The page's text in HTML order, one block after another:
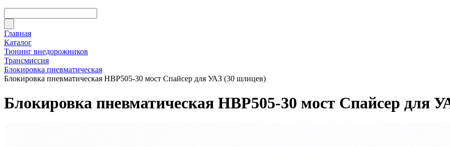
Главная
Каталог
Тюнинг внедорожников
Трансмиссия
Блокировка пневматическая
Блокировка пневматическая HBP505-30 мост Спайсер для УАЗ (30 шлицев)
Блокировка пневматическая HBP505-30 мост Спайсер для